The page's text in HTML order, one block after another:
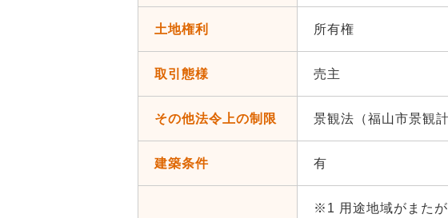
土地権利 所有権
取引態様 売主
その他法令上の制限 景観法（福山市景観
建築条件 有
※1 用途地域がまた